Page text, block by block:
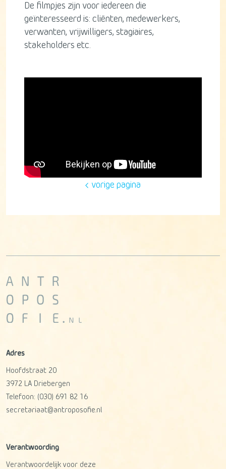
De filmpjes zijn voor iedereen die
geïnteresseerd is: cliënten, medewerkers,
verwanten, vrijwilligers, stagiaires,
stakeholders etc.
vorige pagina
Adres
Hoofdstraat 20
3972 LA
Driebergen
Telefoon: (030) 691 82 16
secretariaat@antroposofie.nl
Verantwoording
Verantwoordelijk voor deze